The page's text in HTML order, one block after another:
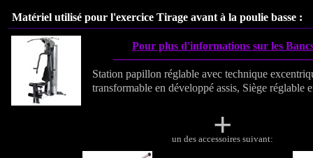
Matériel utilisé pour l'exercice Tirage avant à la poulie basse :
Pour plus d'informations sur les
Station papillon réglable avec technique
transformable en développé assis, Siège réglable
+
un des accessoires suivant: